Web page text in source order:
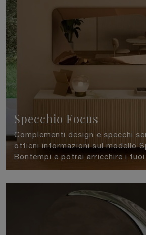
Specchio Focus
Complementi design e specchi
ottieni informazioni sul modello
Bontempi e potrai arricchire i tuoi